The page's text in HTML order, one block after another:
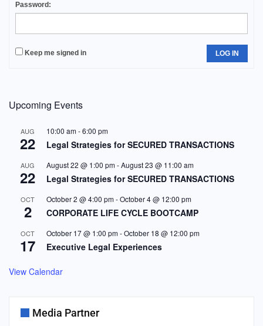
Password:
Keep me signed in LOG IN
Upcoming Events
AUG
22
10:00 am-6:00 pm
Legal Strategies for SECURED TRANSACTIONS
AUG
22
August 22 @ 1:00 pm-August 23 @ 11:00 am
Legal Strategies for SECURED TRANSACTIONS
OCT
2
October 2 @ 4:00 pm-October 4 @ 12:00 pm
CORPORATE LIFE CYCLE BOOTCAMP
OCT
17
October 17 @ 1:00 pm-October 18 @ 12:00 pm
Executive Legal Experiences
View Calendar
Media Partner